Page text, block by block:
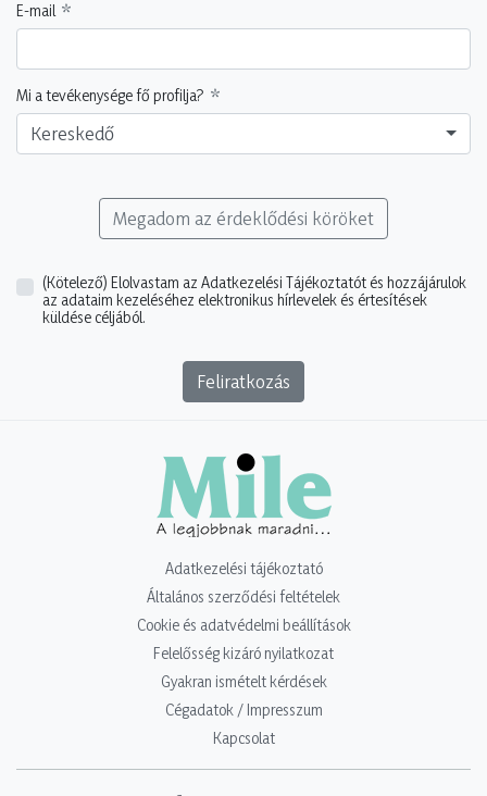
E-mail
Mi a tevékenysége fő profilja?
Kereskedő
Megadom az érdeklődési köröket
(Kötelező) Elolvastam az Adatkezelési Tájékoztatót és hozzájárulok
az adataim kezeléséhez elektronikus hírlevelek és értesítések
küldése céljából.
Feliratkozás
Adatkezelési tájékoztató
Általános szerződési feltételek
Cookie és adatvédelmi beállítások
Felelősség kizáró nyilatkozat
Gyakran ismételt kérdések
Cégadatok / Impresszum
Kapcsolat